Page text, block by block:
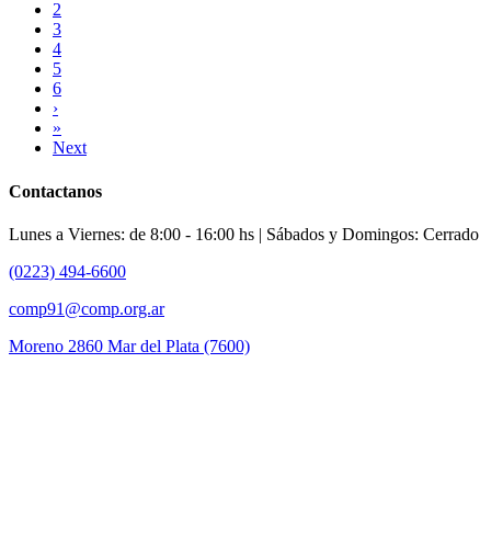
2
3
4
5
6
›
»
Next
Contactanos
Lunes a Viernes: de 8:00 - 16:00 hs | Sábados y Domingos: Cerrado
(0223) 494-6600
comp91@comp.org.ar
Moreno 2860 Mar del Plata (7600)